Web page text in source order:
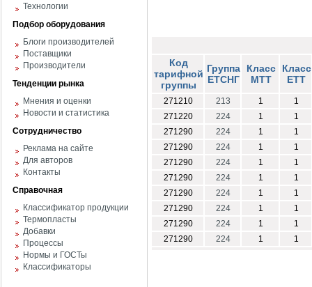
Технологии
Подбор оборудования
Блоги производителей
Поставщики
Производители
Тенденции рынка
Мнения и оценки
Новости и статистика
Сотрудничество
Реклама на сайте
Для авторов
Контакты
Справочная
Классификатор продукции
Термопласты
Добавки
Процессы
Нормы и ГОСТы
Классификаторы
Код
тарифной
группы
Группа
ЕТСНГ
Класс
МТТ
Класс
ЕТТ
271210 213 1
1
271220
224 1
1
271290
224 1
1
271290
224 1
1
271290
224 1
1
271290
224 1
1
271290
224 1
1
271290
224 1
1
271290
224 1
1
271290
224 1 1